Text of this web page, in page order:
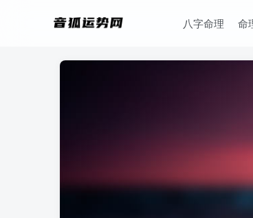
八字命理 命